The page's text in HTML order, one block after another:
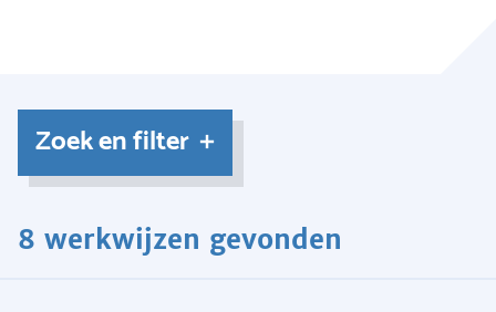
Zoek en filter
8 werkwijzen gevonden